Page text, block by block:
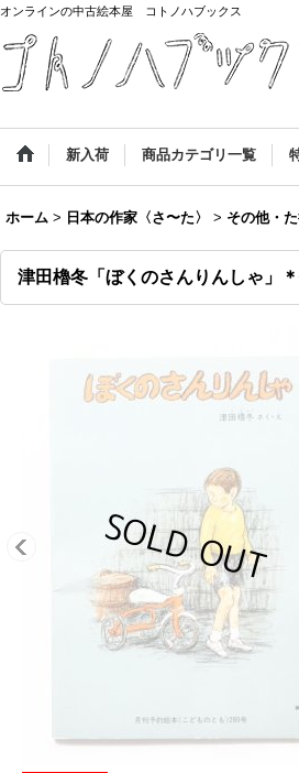
オンラインの中古絵本屋 コトノハブックス
新入荷 商品カテゴリ一覧
ホーム > 日本の作家〈さ〜た〉 > その他・
津田櫓冬「ぼくのさんりんしゃ」